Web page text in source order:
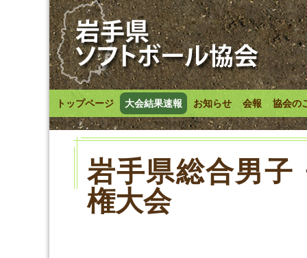
トップページ 大会結果速報 お知らせ 会報 協会の
岩手県総合男子
権大会